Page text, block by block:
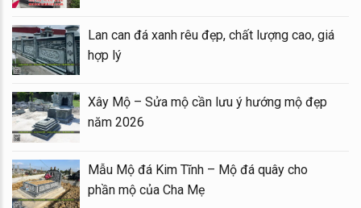
Lan can đá xanh rêu đẹp, chất lượng cao, giá
hợp lý
Xây Mộ – Sửa mộ cần lưu ý hướng mộ đẹp
năm 2026
Mẫu Mộ đá Kim Tĩnh – Mộ đá quây cho
phần mộ của Cha Mẹ